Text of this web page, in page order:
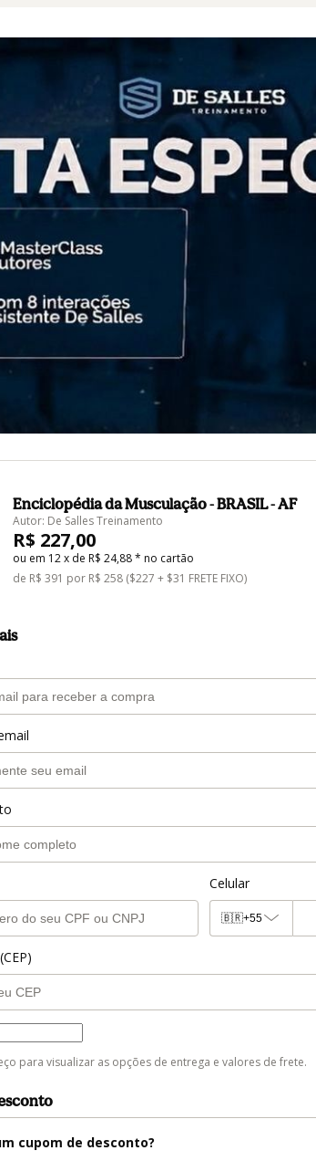
Enciclopédia da Musculação - BRASIL - AF
Autor: De Salles Treinamento
R$ 227,00
ou em 12 x de R$ 24,88 * no cartão
de R$ 391 por R$ 258 ($227 + $31 FRETE FIXO)
Celular
🇧🇷+55
para visualizar as opções de entrega e valores de frete.
cupom de desconto?